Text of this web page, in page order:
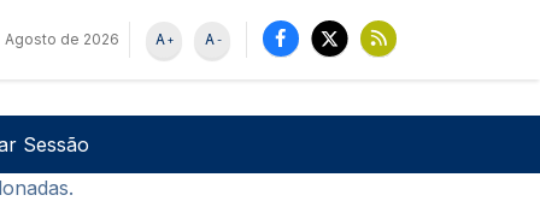
Agosto de 2026 -
A
+
A
de utilizador
Sessão